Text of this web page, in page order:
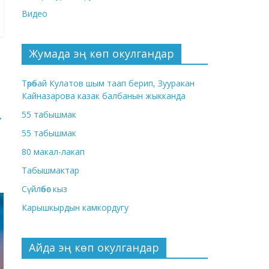
Видео
Жумада эң көп окулгандар
Төрөбай Кулатов шым таап берип, Зууракан
Кайназарова казак балбанын жыкканда
55 табышмак
55 табышмак
80 макал-лакап
Табышмактар
Сүйлөбөс кыз
Карышкырдын камкордугу
Айда эң көп окулгандар